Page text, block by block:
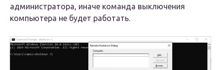
администратора, иначе команда выключения
компьютера не будет работать.